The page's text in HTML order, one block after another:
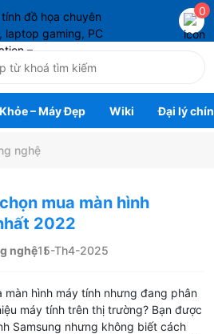
0
– Máy Đẹp Wiki Đại lý
nghệ
mua màn hình
2022
nghệ15-Th4-2025
màn hình máy tính nhưng đang phân
máy tính trên thị trường? Bạn được
Samsung nhưng không biết cách